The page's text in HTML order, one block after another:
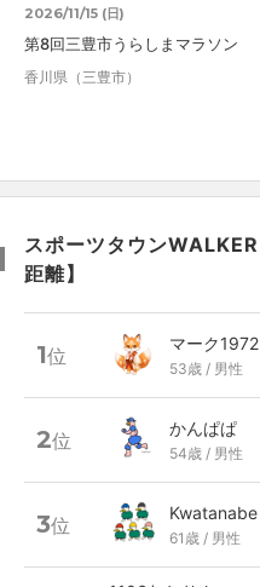
2026/11/15 (日)
第8回三豊市うらしまマラソン
香川県（三豊市）
スポーツタウン
距離】
1位
マーク1972
53歳 / 男性
2位
かんぱぱ
54歳 / 男性
3位
Kwatanabe
61歳 / 男性